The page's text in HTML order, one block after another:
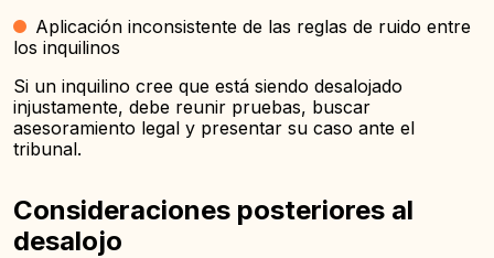
Aplicación inconsistente de las reglas de ruido entre
los inquilinos
Si un inquilino cree que está siendo desalojado
injustamente, debe reunir pruebas, buscar
asesoramiento legal y presentar su caso ante el
tribunal.
Consideraciones posteriores al
desalojo